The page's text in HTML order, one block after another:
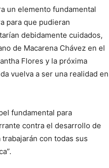
un elemento fundamental
para que pudieran
debidamente cuidados,
de Macarena Chávez en el
Flores y la próxima
vuelva a ser una realidad en
fundamental para
contra el desarrollo de
con todas sus